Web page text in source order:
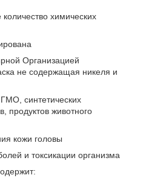
химических
Организацией
не содержащая никеля и
синтетических
продуктов животного
кожи головы
и токсикации организма